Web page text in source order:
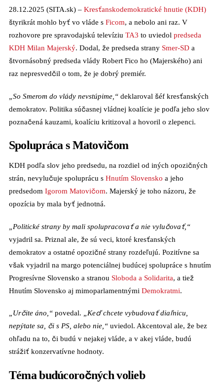
28.12.2025 (SITA.sk) – Kresťanskodemokratické hnutie (KDH)
štyrikrát mohlo byť vo vláde s Ficom, a nebolo ani raz. V
rozhovore pre spravodajskú televíziu TA3 to uviedol predseda
KDH Milan Majerský. Dodal, že predseda strany Smer-SDa
štvornásobný predseda vlády Robert Fico ho (Majerského) ani
raz nepresvedčil o tom, že je dobrý premiér.
„So Smerom do vlády nevstúpime,“deklaroval šéf kresťanských
demokratov. Politika súčasnej vládnej koalície je podľa jeho slov
poznačená kauzami, koalíciu kritizoval a hovoril o zlepenci.
Spolupráca s Matovičom
KDH podľa slov jeho predsedu, na rozdiel od iných opozičných
strán, nevylučuje spoluprácu s Hnutím Slovensko a jeho
predsedom Igorom Matovičom. Majerský je toho názoru, že
opozícia by mala byť jednotná.
„Politické strany by mali spolupracovať a nie vylučovať,“
vyjadril sa. Priznal ale, že sú veci, ktoré kresťanských
demokratov a ostatné opozičné strany rozdeľujú. Pozitívne sa
však vyjadril na margo potenciálnej budúcej spolupráce s hnutím
Progresívne Slovensko a stranou Sloboda a Solidarita, a tiež
Hnutím Slovensko aj mimoparlamentnými Demokratmi.
„Určite áno,“povedal. „Keď chcete vybudovať diaľnicu,
nepýtate sa, či s PS, alebo nie,“uviedol. Akcentoval ale, že bez
ohľadu na to, či budú v nejakej vláde, a v akej vláde, budú
strážiť konzervatívne hodnoty.
Téma budúcoročných volieb